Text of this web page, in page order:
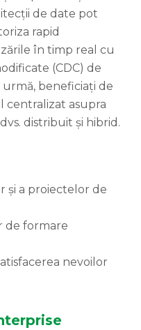
de date pot
rapid
în timp real cu
(CDC) de
beneficiați de
centralizat asupra
distribuit și hibrid.
și a proiectelor de
de formare
nevoilor